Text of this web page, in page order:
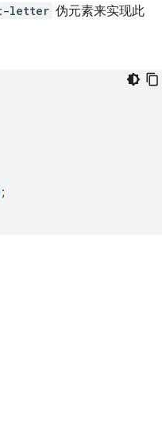
letter 伪元素来实现此
;